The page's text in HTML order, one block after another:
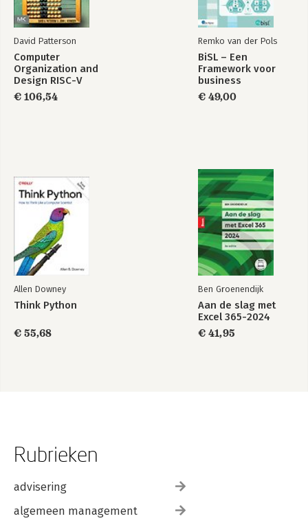
David Patterson
Computer
Organization and
Design RISC-V
Edition
€ 106,54
Remko van der Pols
BiSL – Een
Framework voor
business
€ 49,00
Allen Downey
Think Python
€ 55,68
Ben Groenendijk
Aan de slag met
Excel 365-2024
€ 41,95
Rubrieken
advisering
algemeen management